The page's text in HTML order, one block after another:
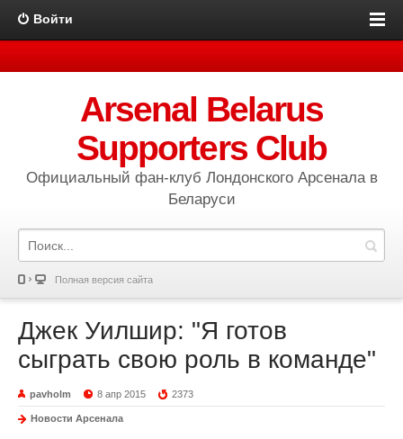
Войти
Arsenal Belarus
Supporters Club
Официальный фан-клуб Лондонского Арсенала в
Беларуси
Полная версия сайта
Джек Уилшир: "Я готов
сыграть свою роль в команде"
pavholm 8 апр 2015 2373
Новости Арсенала